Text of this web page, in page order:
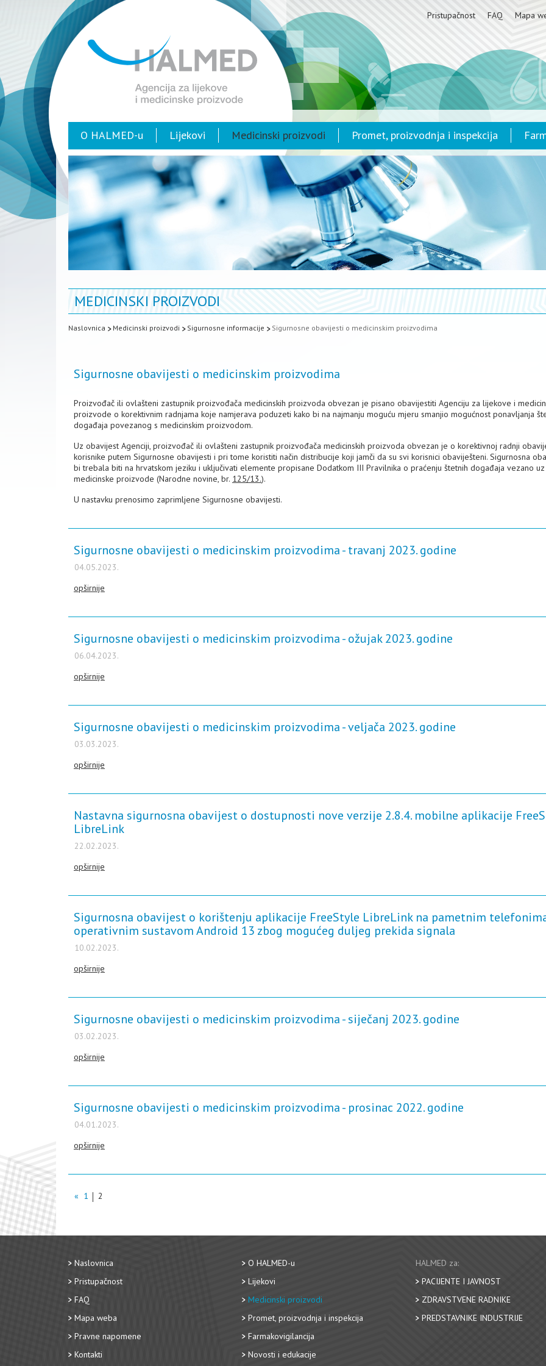
Pristupačnost FAQ Mapa
O HALMED-u Lijekovi Medicinski proizvodi Promet, proizvodnja i inspekcija
MEDICINSKI PROIZVODI
Naslovnica Medicinski proizvodi Sigurnosne informacije Sigurnosne obavijesti o medicinskim proizvodima
Sigurnosne obavijesti o medicinskim proizvodima
Proizvođač ili ovlašteni zastupnik proizvođača medicinskih proizvoda obvezan je pisano obavijestiti Agenciju za lijekove i
proizvode o korektivnim radnjama koje namjerava poduzeti kako bi na najmanju moguću mjeru smanjio mogućnost ponavljanja
događaja povezanog s medicinskim proizvodom.
Uz obavijest Agenciji, proizvođač ili ovlašteni zastupnik proizvođača medicinskih proizvoda obvezan je o korektivnoj radnji
korisnike putem Sigurnosne obavijesti i pri tome koristiti način distribucije koji jamči da su svi korisnici obaviješteni. Sigurnosna
bi trebala biti na hrvatskom jeziku i uključivati elemente propisane Dodatkom III Pravilnika o praćenju štetnih događaja vezano uz
medicinske proizvode (Narodne novine, br. 125/13.).
U nastavku prenosimo zaprimljene Sigurnosne obavijesti.
Sigurnosne obavijesti o medicinskim proizvodima - travanj 2023. godine
04.05.2023.
opširnije
Sigurnosne obavijesti o medicinskim proizvodima - ožujak 2023. godine
06.04.2023.
opširnije
Sigurnosne obavijesti o medicinskim proizvodima - veljača 2023. godine
03.03.2023.
opširnije
Nastavna sigurnosna obavijest o dostupnosti nove verzije 2.8.4. mobilne aplikacije
LibreLink
22.02.2023.
opširnije
Sigurnosna obavijest o korištenju aplikacije FreeStyle LibreLink na pametnim
operativnim sustavom Android 13 zbog mogućeg duljeg prekida signala
10.02.2023.
opširnije
Sigurnosne obavijesti o medicinskim proizvodima - siječanj 2023. godine
03.02.2023.
opširnije
Sigurnosne obavijesti o medicinskim proizvodima - prosinac 2022. godine
04.01.2023.
opširnije
« 1 2
Naslovnica
Pristupačnost
FAQ
Mapa weba
Pravne napomene
Kontakti
O HALMED-u
Lijekovi
Medicinski proizvodi
Promet, proizvodnja i inspekcija
Farmakovigilancija
Novosti i edukacije
HALMED za:
PACIJENTE I JAVNOST
ZDRAVSTVENE RADNIKE
PREDSTAVNIKE INDUSTRIJE